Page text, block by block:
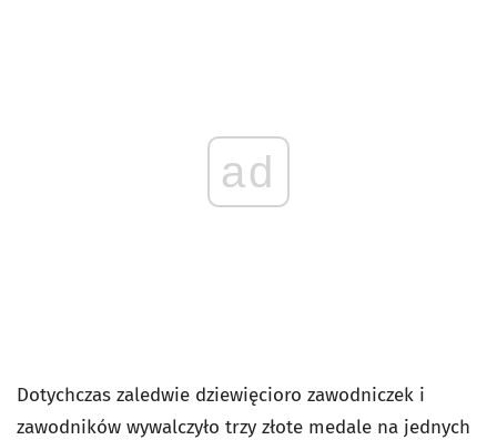
ad
Dotychczas zaledwie dziewięcioro zawodniczek i
zawodników wywalczyło trzy złote medale na jednych